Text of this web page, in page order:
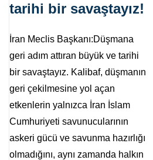
tarihi bir savaştayız!
İran Meclis Başkanı:Düşmana
geri adım attıran büyük ve tarihi
bir savaştayız. Kalibaf, düşmanın
geri çekilmesine yol açan
etkenlerin yalnızca İran İslam
Cumhuriyeti savunucularının
askeri gücü ve savunma hazırlığı
olmadığını, aynı zamanda halkın